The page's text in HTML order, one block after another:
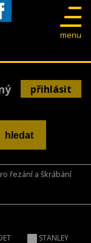
menu
přihlásit
řezání a škrábání
STANLEY